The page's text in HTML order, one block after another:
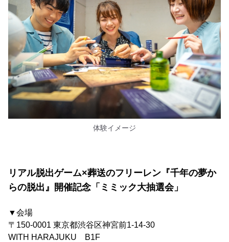
体験イメージ
リアル脱出ゲーム×葬送のフリーレン『千年の夢か
らの脱出』開催記念「ミミック大抽選会」
▼会場
〒150-0001 東京都渋谷区神宮前1-14-30
WITH HARAJUKU B1F